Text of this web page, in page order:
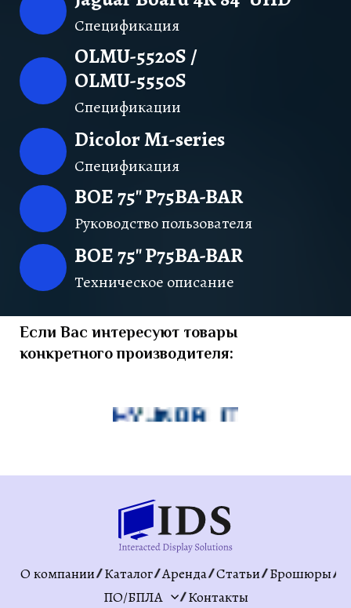
BOE 75" P75BA-BAR
Руководство пользователя
BOE 75" P75BA-BAR
Техническое описание
Dicolor M1-series
Спецификация
OLMU-5520S /
OLMU-5550S
Спецификации
Спецификация
Если Вас интересуют товары
конкретного производителя:
О компании Каталог Аренда Статьи Брошюры
ПО/БПЛА
Контакты